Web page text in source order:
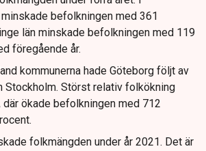
befolkningen med 361
län minskade befolkningen med 119
föregående år.
kommunerna hade Göteborg följt av
Stockholm. Störst relativ folkökning
ökade befolkningen med 712
folkmängden under år 2021. Det är